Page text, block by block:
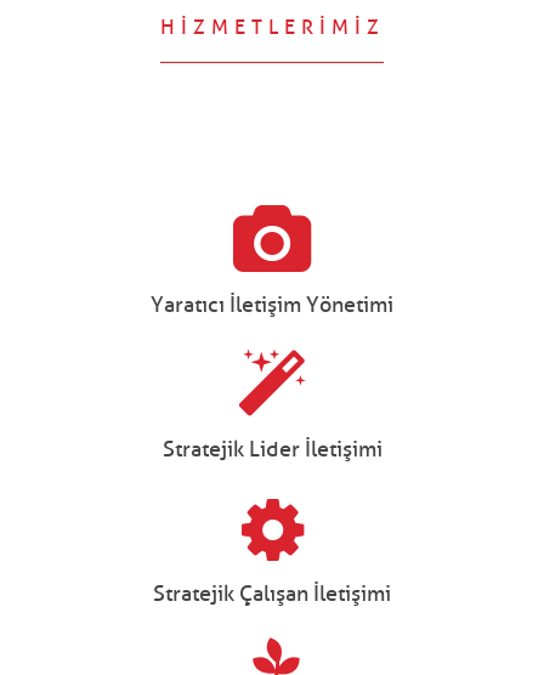
HİZMETLERİMİZ
Yaratıcı İletişim Yönetimi
Stratejik Lider İletişimi
Stratejik Çalışan İletişimi